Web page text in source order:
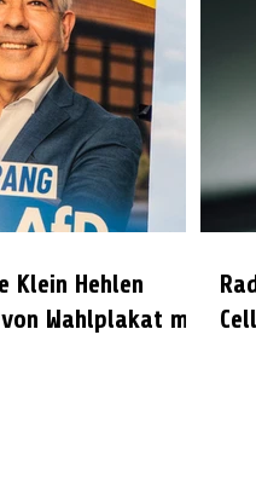
Klein Hehlen
Wahlplakat mit